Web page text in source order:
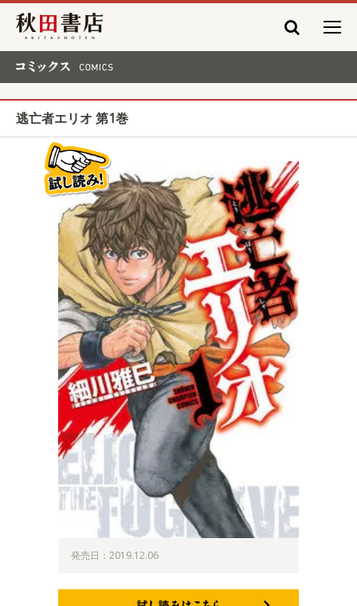
秋田書店
逃亡者エリオ 第1巻
発売日：2019.12.06